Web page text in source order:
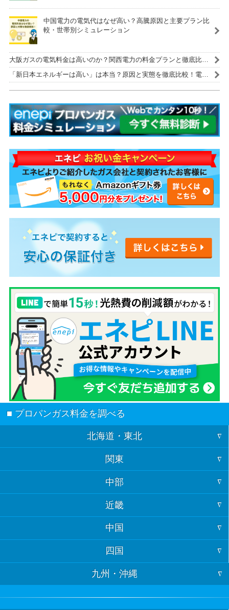
中国電力の電気代はなぜ高い？高騰原因と主要プラン比
較・世帯別シミュレーション
大阪ガスの電気料金は高いのか？関西電力の料金プランと徹底比
較！
「新日本エネルギーは高い」は本当？原因と実態を徹底比較！電気
代を安くする解決策も紹介
■ プロパンガス料金を調べる
北海道・東北
北海道
青森
岩手
宮城
秋田
山形
関東
東京
神奈川
埼玉
千葉
茨城
中部
福井
石川
富山
岐阜
長野
近畿
大阪
京都
兵庫
奈良
中国
山口
島根
鳥取
四国
徳島
香川
九州・沖縄
福岡